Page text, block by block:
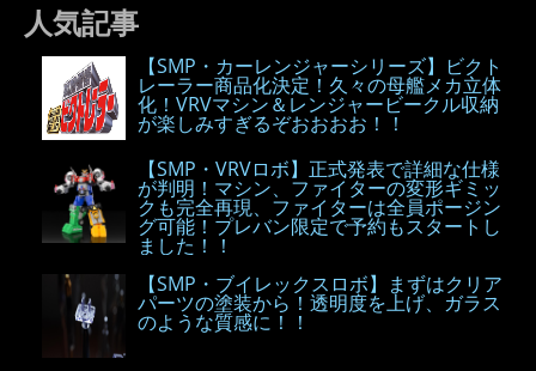
人気記事
【SMP・カーレンジャーシリーズ】ビクト
レーラー商品化決定！久々の母艦メカ立体
化！VRVマシン＆レンジャービークル収納
が楽しみすぎるぞおおおお！！
【SMP・VRVロボ】正式発表で詳細な仕様
が判明！マシン、ファイターの変形ギミッ
クも完全再現、ファイターは全員ポージン
グ可能！プレバン限定で予約もスタートし
ました！！
【SMP・ブイレックスロボ】まずはクリア
パーツの塗装から！透明度を上げ、ガラス
のような質感に！！